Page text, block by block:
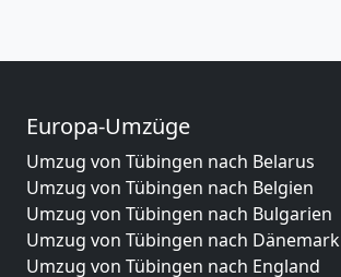
Europa-Umzüge
Umzug von Tübingen nach Belarus
Umzug von Tübingen nach Belgien
Umzug von Tübingen nach Bulgarien
Umzug von Tübingen nach Dänemark
Umzug von Tübingen nach England